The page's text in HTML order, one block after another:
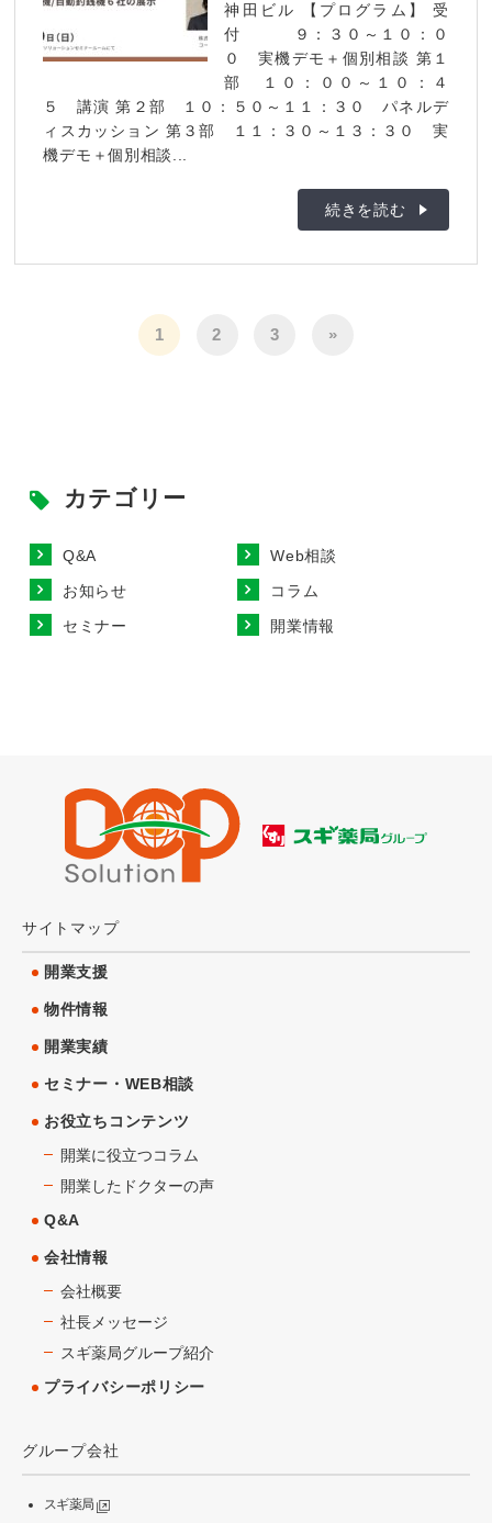
神田ビル 【プログラム】 受
付 ９：３０～１０：０
０ 実機デモ＋個別相談 第１
部 １０：００～１０：４
５ 講演 第２部 １０：５０～１１：３０ パネルデ
ィスカッション 第３部 １１：３０～１３：３０ 実
機デモ＋個別相談...
続きを読む
1 2 3 »
カテゴリー
Q&A
Web相談
お知らせ
コラム
セミナー
開業情報
サイトマップ
開業支援
物件情報
開業実績
セミナー・WEB相談
お役立ちコンテンツ
開業に役立つコラム
開業したドクターの声
Q&A
会社情報
会社概要
社長メッセージ
スギ薬局グループ紹介
プライバシーポリシー
グループ会社
スギ薬局